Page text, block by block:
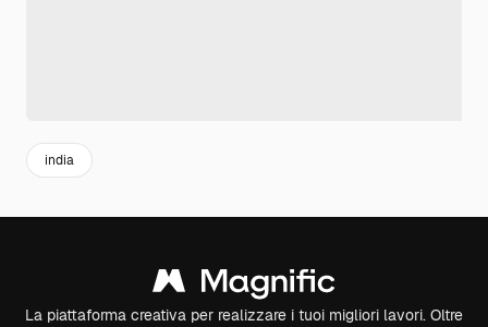
india
La piattaforma creativa per realizzare i tuoi migliori lavori. Oltre